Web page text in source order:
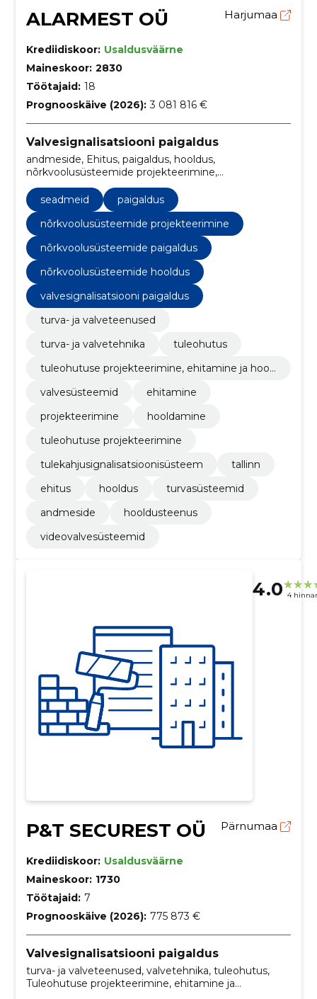
ALARMEST OÜ Harjumaa
Krediidiskoor: Usaldusväärne
Maineskoor: 2830
Töötajaid: 18
Prognooskäive (2026): 3 081 816 €
Valvesignalisatsiooni paigaldus
andmeside, Ehitus, paigaldus, hooldus,
nõrkvoolusüsteemide projekteerimine,
turvasüsteemid, hooldusteenus,
nõrkvoolusüsteemide hooldus, videovalvesüsteemid,
tallinn
seadmeid
paigaldus
nõrkvoolusüsteemide projekteerimine
nõrkvoolusüsteemide paigaldus
nõrkvoolusüsteemide hooldus
valvesignalisatsiooni paigaldus
turva- ja valveteenused
turva- ja valvetehnika
tuleohutus
tuleohutuse projekteerimine, ehitamine ja hool
valvesüsteemid
ehitamine
projekteerimine
hooldamine
tuleohutuse projekteerimine
tulekahjusignalisatsioonisüsteem
tallinn
ehitus
hooldus
turvasüsteemid
andmeside
hooldusteenus
videovalvesüsteemid
4.0 4
P&T SECUREST OÜ Pärnumaa
Krediidiskoor: Usaldusväärne
Maineskoor: 1730
Töötajaid: 7
Prognooskäive (2026): 775 873 €
Valvesignalisatsiooni paigaldus
turva- ja valveteenused, valvetehnika, tuleohutus,
Tuleohutuse projekteerimine, ehitamine ja